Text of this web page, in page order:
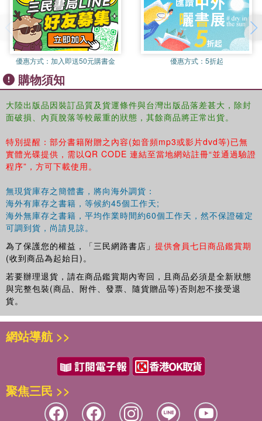
優惠方式： 加入即送50元購書金 優惠方式： 5折起
購物須知
大陸出版品因裝訂品質及貨運條件與台灣出版品落差甚大，除封
面破損、內頁脫落等較嚴重的狀態，其餘商品將正常出貨。
特別提醒：部分書籍附贈之內容(如音頻mp3或影片dvd等)已無
實體光碟提供，需以QR CODE 連結至當地網站註冊“並通過驗證
程序”，方可下載使用。
無現貨庫存之簡體書，將向海外調貨：
海外有庫存之書籍，等候約45個工作天;
海外無庫存之書籍，平均作業時間約60個工作天，然不保證確定
可調到貨，尚請見諒。
為了保護您的權益，「三民網路書店」 提供會員七日商品鑑賞期
(收到商品為起始日)。
若要辦理退貨，請在商品鑑賞期內寄回，且商品必須是全新狀態
與完整包裝(商品、附件、發票、隨貨贈品等)否則恕不接受退
貨。
網站導航 >>
聚焦三民 >>